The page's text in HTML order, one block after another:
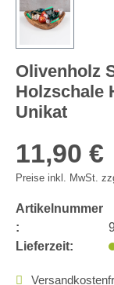
Olivenholz
Holzschale
Unikat
11,90 €
Preise inkl. MwSt.
Artikelnummer
:
Lieferzeit: